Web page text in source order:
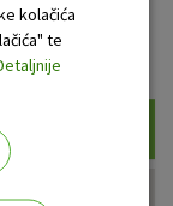
kolačića
te